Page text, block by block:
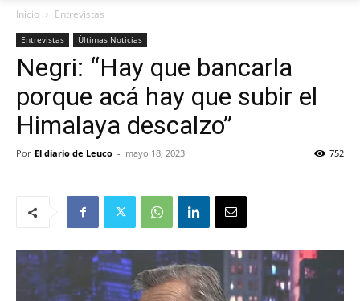
Inicio Entrevistas
Entrevistas Últimas Noticias
Negri: “Hay que bancarla
porque acá hay que subir el
Himalaya descalzo”
Por El diario de Leuco - mayo 18, 2023 752